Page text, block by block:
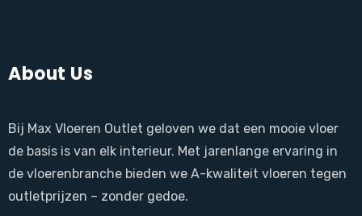
About Us
Bij Max Vloeren Outlet geloven we dat een mooie vloer
de basis is van elk interieur. Met jarenlange ervaring in
de vloerenbranche bieden we A-kwaliteit vloeren tegen
outletprijzen – zonder gedoe.